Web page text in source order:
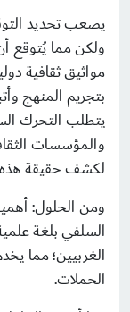
يصعب تحديد
ولكن مما يُتوقع
مواثيق ثقافية
بتجريم المنهج
يتطلب التحرك
والمؤسسات
لكشف حقيقة هذه
ومن الحلول:
السلفي بلغة
الغربيين؛ مما
الحملات.